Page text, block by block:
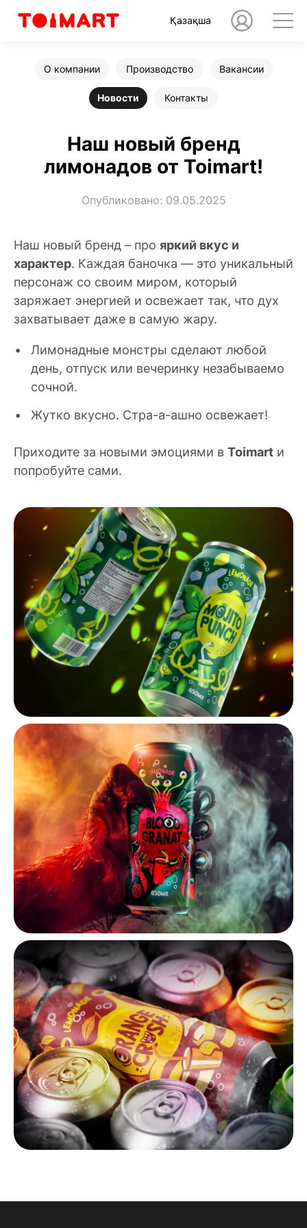
Қазақша
О компании Производство Вакансии
Новости Контакты
Наш новый бренд
лимонадов от Toimart!
Опубликовано: 09.05.2025
Наш новый бренд – про яркий вкус и
характер. Каждая баночка — это уникальный
персонаж со своим миром, который
заряжает энергией и освежает так, что дух
захватывает даже в самую жару.
Лимонадные монстры сделают любой
день, отпуск или вечеринку незабываемо
сочной.
Жутко вкусно. Стра-а-ашно освежает!
Приходите за новыми эмоциями в Toimart и
попробуйте сами.